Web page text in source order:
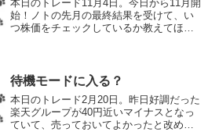
本日のトレード11月4日。今日から11月開
始！ノトの先月の最終結果を受けて、い
つ株価をチェックしているか教えてほし
と同時にトイ...
待機モードに入る？
本日のトレード2月20日。昨日好調だった
楽天グループが40円近いマイナスとなっ
ていて、売っておいてよかったと改めて